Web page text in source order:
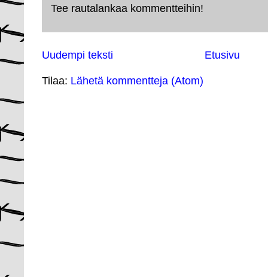
Tee rautalankaa kommentteihin!
Uudempi teksti Etusivu
Tilaa: Lähetä kommentteja (Atom)